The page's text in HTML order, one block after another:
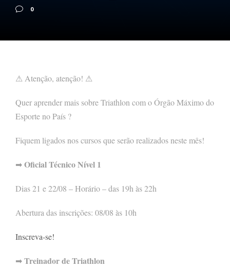
0
⚠ Atenção, atenção! ⚠
Quer aprender mais sobre Triathlon com o Órgão Máximo do
Esporte no País ?
Fiquem ligados nos cursos que serão realizados neste mês!
➡Oficial Técnico Nível 1
Dias 21 e 22/08 – Horário – das 19h às 22h
Abertura das inscrições: 08/08 às 10h
Inscreva-se!
➡Treinador de Triathlon